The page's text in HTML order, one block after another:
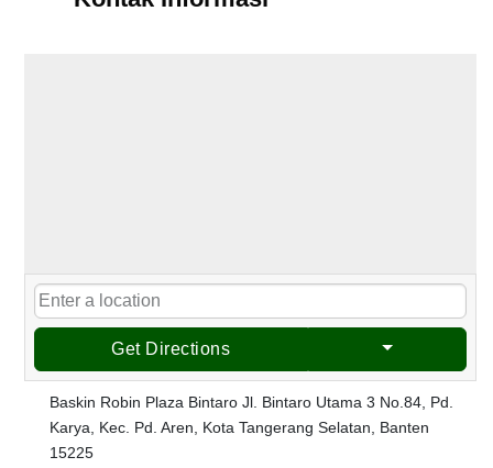
Get Directions
Baskin Robin Plaza Bintaro Jl. Bintaro Utama 3 No.84, Pd.
Karya, Kec. Pd. Aren, Kota Tangerang Selatan, Banten
15225